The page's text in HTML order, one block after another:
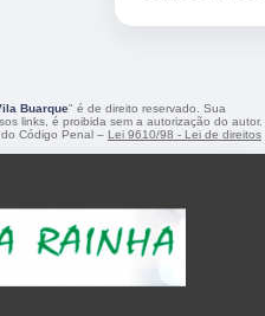
Buarque" é de direito reservado. Sua
links, é proibida sem a autorização do autor.
Código Penal – Lei 9610/98 - Lei de direitos